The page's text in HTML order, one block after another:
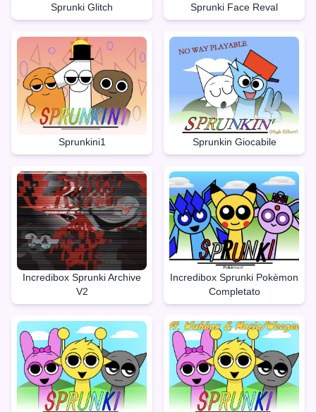
Sprunki Glitch Sprunki Face Reval
Sprunkini1 Sprunkin Giocabile
Incredibox Sprunki Archive
V2
Incredibox Sprunki Pokèmon
Completato